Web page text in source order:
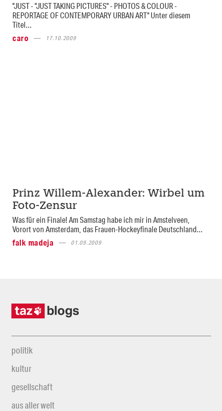
"JUST - "JUST TAKING PICTURES" - PHOTOS & COLOUR -
REPORTAGE OF CONTEMPORARY URBAN ART" Unter diesem
Titel...
caro
17.10.2009
Prinz Willem-Alexander: Wirbel um
Foto-Zensur
Was für ein Finale! Am Samstag habe ich mir in Amstelveen,
Vorort von Amsterdam, das Frauen-Hockeyfinale Deutschland...
falk madeja
01.09.2009
politik
kultur
gesellschaft
aus aller welt